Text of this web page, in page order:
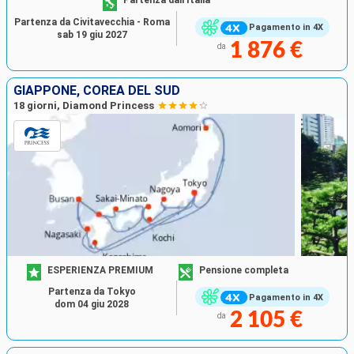
Pagamento in 4X
da 1 876 €
Partenza da Civitavecchia - Roma
sab 19 giu 2027
GIAPPONE, COREA DEL SUD
18 giorni, Diamond Princess
Pagamento in 4X
ESPERIENZA PREMIUM Pensione completa
da 2 105 €
Partenza da Tokyo
dom 04 giu 2028